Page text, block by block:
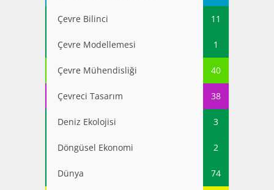
Çevre Bilinci 11
Çevre Modellemesi 1
Çevre Mühendisliği 40
Çevreci Tasarım 38
Deniz Ekolojisi 3
Döngüsel Ekonomi 2
Dünya 74